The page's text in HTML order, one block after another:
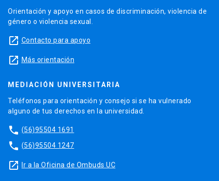
Orientación y apoyo en casos de discriminación, violencia de
género o violencia sexual.
launch Contacto para apoyo
launch Más orientación
MEDIACIÓN UNIVERSITARIA
Teléfonos para orientación y consejo si se ha vulnerado
alguno de tus derechos en la universidad.
phone (56)95504 1691
phone (56)95504 1247
launch Ir a la Oficina de Ombuds UC